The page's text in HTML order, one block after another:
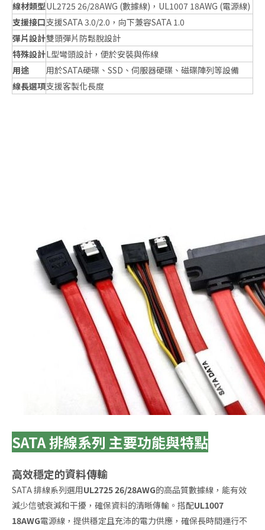
線材類型UL2725 26/28AWG (數據線)，UL1007 18AWG (電源線)
支援接口支援SATA 3.0/2.0，向下兼容SATA 1.0
彈片設計雙頭彈片防鬆脫設計
特殊設計L型彎頭設計，便於安裝與佈線
用途
用於SATA硬碟、SSD、伺服器硬碟、磁碟陣列等設備
線長選項支援客製化長度
SATA 排線系列 主要功能與特點
高效穩定的資料傳輸
SATA 排線系列選用UL2725 26/28AWG的高品質數據線，能有效
減少信號衰減和干擾，確保資料的清晰傳輸。搭配UL1007
18AWG電源線，提供穩定且充沛的電力供應，確保長時間運行不